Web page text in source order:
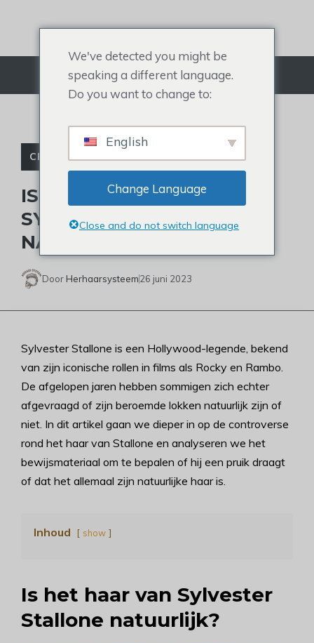
Menu
CELEBRITY TOUPETJE
IS HET HAAR VAN
SYLVESTER STALLONE
NATUURLIJK?
Door Herhaarsysteem26 juni 2023
Sylvester Stallone is een Hollywood-legende, bekend
van zijn iconische rollen in films als Rocky en Rambo.
De afgelopen jaren hebben sommigen zich echter
afgevraagd of zijn beroemde lokken natuurlijk zijn of
niet. In dit artikel gaan we dieper in op de controverse
rond het haar van Stallone en analyseren we het
bewijsmateriaal om te bepalen of hij een pruik draagt
of dat het allemaal zijn natuurlijke haar is.
Inhoud show
Is het haar van Sylvester
Stallone natuurlijk?
We've detected you might be
speaking a different language.
Do you want to change to:
English
Change Language
Close and do not switch language